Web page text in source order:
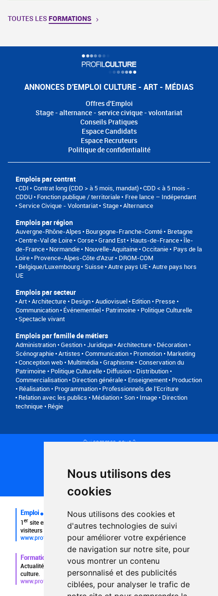
Nous utilisons des
cookies
Nous utilisons des cookies et
d'autres technologies de suivi
pour améliorer votre expérience
de navigation sur notre site, pour
vous montrer un contenu
personnalisé et des publicités
ciblées, pour analyser le trafic de
TOUTES LES FORMATIONS
ANNONCES D'EMPLOI CULTURE - ART - MÉDIAS
Offres d'Emploi
Stage - alternance - service civique - volontariat
Conseils Pratiques
Espace Candidats
Espace Recruteurs
Politique de confidentialité
Emplois par contrat
CDI Contrat long (CDD > à 5 mois, mandat) CDD < à 5 mois -
CDDU
Fonction publique / territoriale
Free lance – Indépendant
Service Civique - Volontariat
Stage Alternance
Emplois par région
Auvergne-Rhône-Alpes Bourgogne-Franche-Comté
Bretagne
Centre-Val de Loire Corse Grand Est Hauts-de-France Île-
de-France Normandie Nouvelle-Aquitaine Occitanie
Pays de la
Loire Provence-Alpes-Côte d'Azur
DROM-COM
Belgique/Luxembourg
Suisse Autre pays UE Autre pays hors
UE
Emplois par secteur
Art • Architecture • Design Audiovisuel Edition • Presse •
Communication Événementiel
Patrimoine • Politique Culturelle
Spectacle vivant
Emplois par famille de métiers
Administration • Gestion • Juridique Architecture • Décoration •
Scénographie Artistes
Communication • Promotion • Marketing
Conception web • Multimédia • Graphisme Conservation du
Patrimoine • Politique Culturelle Diffusion • Distribution •
Commercialisation Direction générale Enseignement Production
• Réalisation • Programmation Professionnels de l’Ecriture
Relation avec les publics • Médiation
Son • Image • Direction
technique • Régie
Qui sommes-nous ?
Plan du site
FAQ recruteurs
FAQ
Emploi
1er site emploi du secteur culturel 784.000 visites et 230.000
visiteurs uniques par mois.
www.profilculture.com
Formation
Actualités, guide et annuaire des formations aux métiers de la
culture.
www.profilculture-formation.com